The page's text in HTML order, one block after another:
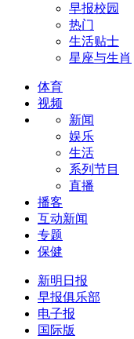
早报校园
热门
生活贴士
星座与生肖
体育
视频
新闻
娱乐
生活
系列节目
直播
播客
互动新闻
专题
保健
新明日报
早报俱乐部
电子报
国际版